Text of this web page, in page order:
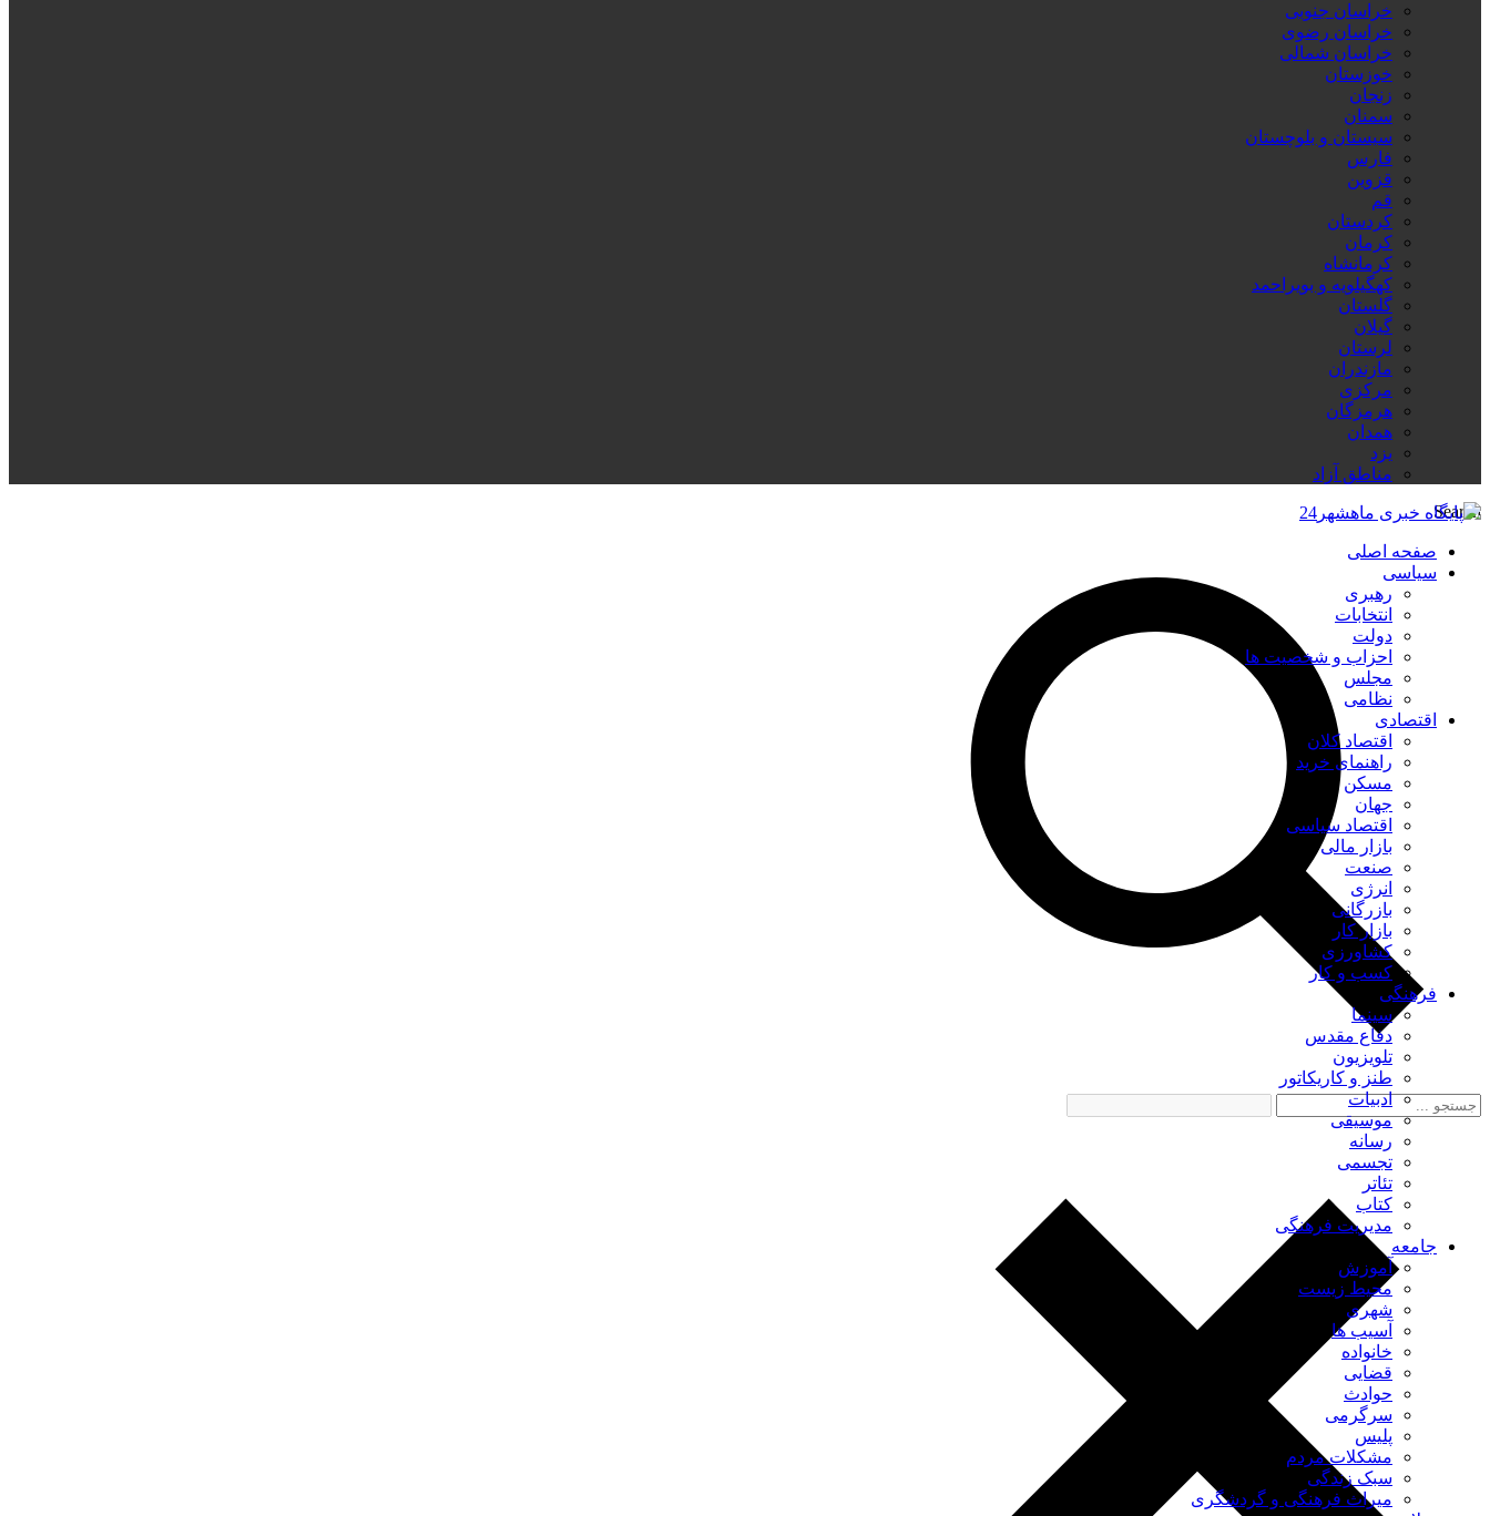
خراسان جنوبی
خراسان رضوی
خراسان شمالی
خوزستان
زنجان
سمنان
سیستان و بلوچستان
فارس
قزوین
قم
کردستان
کرمان
کرمانشاه
کهگیلویه و بویراحمد
گلستان
گیلان
لرستان
مازندران
مرکزی
هرمزگان
همدان
یزد
مناطق آزاد
Search
صفحه اصلی
سیاسی
رهبری
انتخابات
دولت
احزاب و شخصیت ها
مجلس
نظامی
اقتصادی
اقتصاد کلان
راهنمای خرید
مسکن
جهان
اقتصاد سیاسی
بازار مالی
صنعت
انرژی
بازرگانی
بازار کار
کشاورزی
کسب و کار
فرهنگی
سینما
دفاع مقدس
تلویزیون
طنز و کاریکاتور
ادبیات
موسیقی
رسانه
تجسمی
تئاتر
کتاب
مدیریت فرهنگی
جامعه
آموزش
محیط زیست
شهری
آسیب ها
خانواده
قضایی
حوادث
سرگرمی
پلیس
مشکلات مردم
سبک زندگی
میراث فرهنگی و گردشگری